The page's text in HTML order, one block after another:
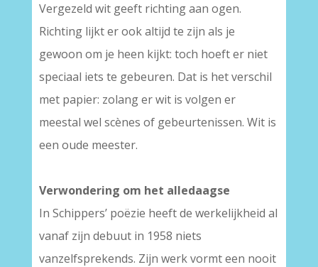
Vergezeld wit geeft richting aan ogen.
Richting lijkt er ook altijd te zijn als je
gewoon om je heen kijkt: toch hoeft er niet
speciaal iets te gebeuren. Dat is het verschil
met papier: zolang er wit is volgen er
meestal wel scènes of gebeurtenissen. Wit is
een oude meester.
Verwondering om het alledaagse
In Schippers’ poëzie heeft de werkelijkheid al
vanaf zijn debuut in 1958 niets
vanzelfsprekends. Zijn werk vormt een nooit